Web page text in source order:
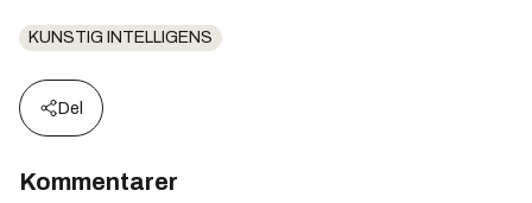
KUNSTIG INTELLIGENS
Del
Kommentarer